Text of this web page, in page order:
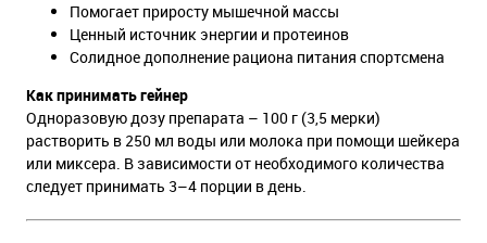
Помогает приросту мышечной массы
Ценный источник энергии и протеинов
Солидное дополнение рациона питания спортсмена
Как принимать гейнер
Одноразовую дозу препарата – 100 г (3,5 мерки)
растворить в 250 мл воды или молока при помощи шейкера
или миксера. В зависимости от необходимого количества
следует принимать 3–4 порции в день.